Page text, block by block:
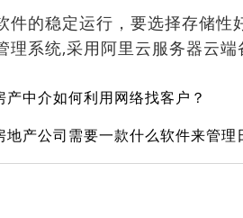
件的稳定运行，要选择存储
理系统,采用阿里云服务器云端
产中介如何利用网络找客户？
地产公司需要一款什么软件来管理